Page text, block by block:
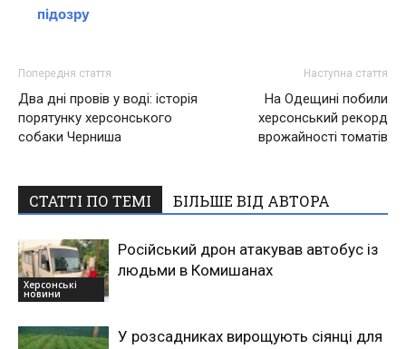
підозру
Попередня стаття
Два дні провів у воді: історія
порятунку херсонського
собаки Черниша
Наступна стаття
На Одещині побили
херсонський рекорд
врожайності томатів
СТАТТІ ПО ТЕМІ БІЛЬШЕ ВІД АВТОРА
Херсонські
новини
Російський дрон атакував автобус із
людьми в Комишанах
У розсадниках вирощують сіянці для